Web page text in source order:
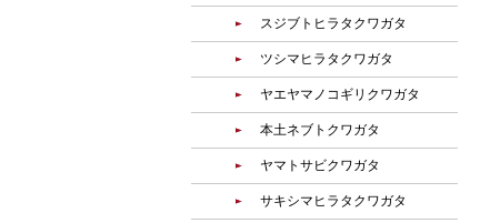
スジブトヒラタクワガタ
ツシマヒラタクワガタ
ヤエヤマノコギリクワガタ
本土ネブトクワガタ
ヤマトサビクワガタ
サキシマヒラタクワガタ